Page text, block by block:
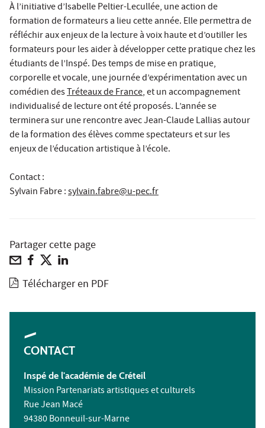
À l’initiative d’Isabelle Peltier-Lecullée, une action de
formation de formateurs a lieu cette année. Elle permettra de
réfléchir aux enjeux de la lecture à voix haute et d’outiller les
formateurs pour les aider à développer cette pratique chez les
étudiants de l’Inspé. Des temps de mise en pratique,
corporelle et vocale, une journée d’expérimentation avec un
comédien desTréteaux de France, et un accompagnement
individualisé de lecture ont été proposés. L’année se
terminera sur une rencontre avec Jean-Claude Lallias autour
de la formation des élèves comme spectateurs et sur les
enjeux de l’éducation artistique à l’école.
Contact :
Sylvain Fabre:sylvain.fabre@u-pec.fr
Partager cette page
Télécharger en PDF
CONTACT
Inspé de l'académie de Créteil
Mission Partenariats artistiques et culturels
Rue Jean Macé
94380 Bonneuil-sur-Marne